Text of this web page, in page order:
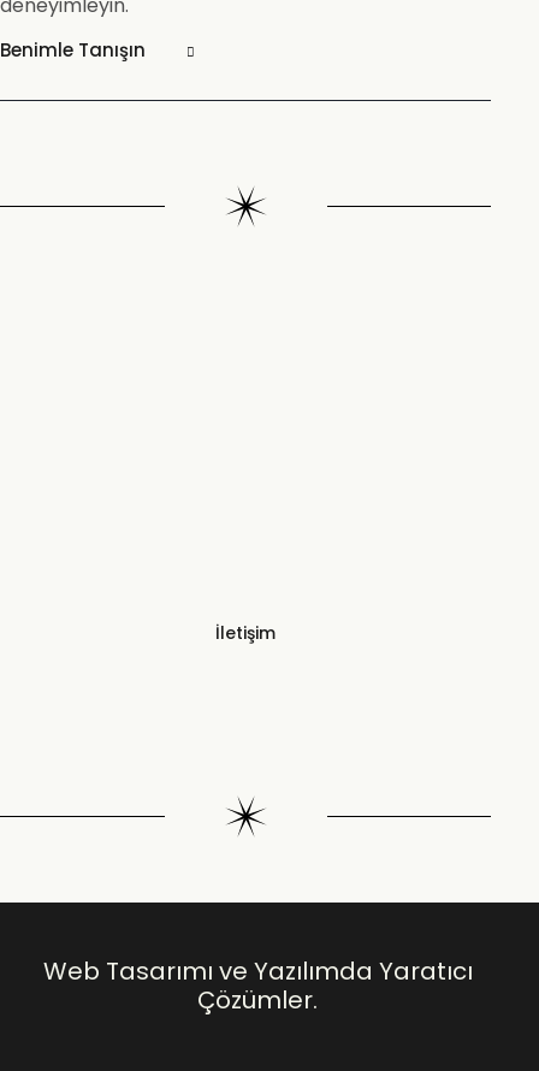
Benimle Tanışın
İletişim
Web Tasarımı ve Yazılımda Yaratıcı
Çözümler.